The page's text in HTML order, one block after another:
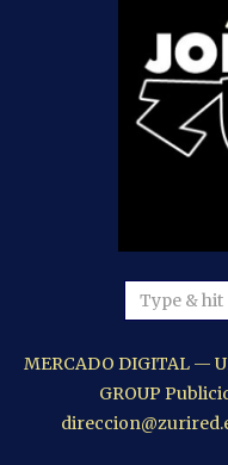
MERCADO DIGITAL —
GROUP